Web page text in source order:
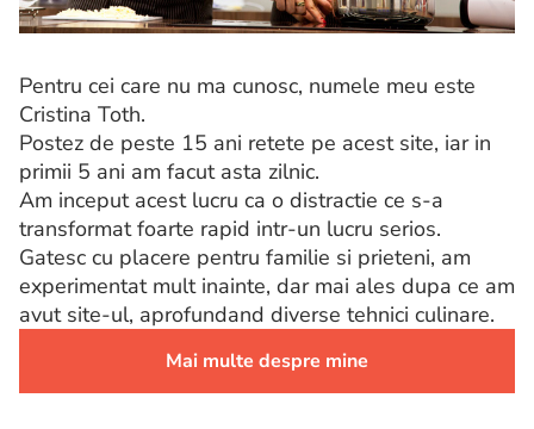
Pentru cei care nu ma cunosc, numele meu este
Cristina Toth.
Postez de peste 15 ani retete pe acest site, iar in
primii 5 ani am facut asta zilnic.
Am inceput acest lucru ca o distractie ce s-a
transformat foarte rapid intr-un lucru serios.
Gatesc cu placere pentru familie si prieteni, am
experimentat mult inainte, dar mai ales dupa ce am
avut site-ul, aprofundand diverse tehnici culinare.
Mai multe despre mine